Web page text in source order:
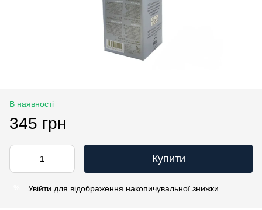
В наявності
345 грн
Купити
Увійти для відображення накопичувальної знижки